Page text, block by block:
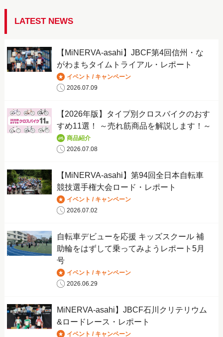
LATEST NEWS
【MiNERVA-asahi】JBCF第4回信州・な
がわまちタイムトライアル・レポート
イベント / キャンペーン
2026.07.09
【2026年版】タイプ別クロスバイクのおす
すめ11選！ ～売れ筋商品を解説します！～
商品紹介
2026.07.08
【MiNERVA-asahi】第94回全日本自転車
競技選手権大会ロード・レポート
イベント / キャンペーン
2026.07.02
自転車デビューを応援 キッズスクール 補
助輪をはずして乗ってみようレポート5月
号
イベント / キャンペーン
2026.06.29
MiNERVA-asahi】JBCF石川クリテリウム
&ロードレース・レポート
イベント / キャンペーン